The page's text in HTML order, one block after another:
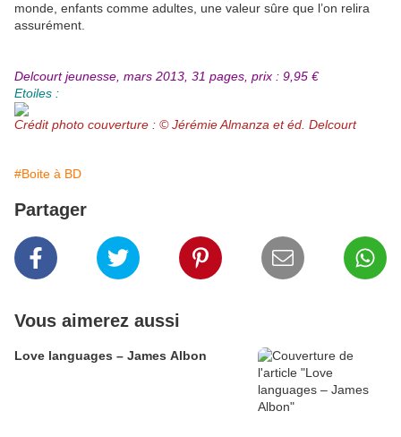
monde, enfants comme adultes, une valeur sûre que l’on relira
assurément.
Delcourt jeunesse, mars 2013, 31 pages, prix : 9,95 €
Etoiles :
Crédit photo couverture : © Jérémie Almanza et éd. Delcourt
#Boite à BD
Partager
Vous aimerez aussi
Love languages – James Albon